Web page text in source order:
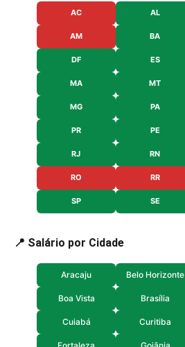
AC AL
AM BA
DF ES
MA MT
MG PA
PR PE
RJ RN
RO RR
SP SE
📍 Salário por Cidade
Aracaju Belo Horizonte
Boa Vista Brasília
Cuiabá Curitiba